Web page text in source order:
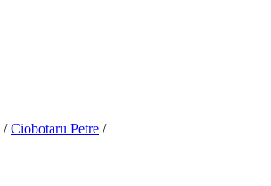
/Ciobotaru Petre /